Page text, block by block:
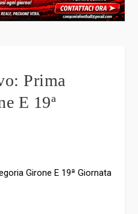
Prima
E 19ª